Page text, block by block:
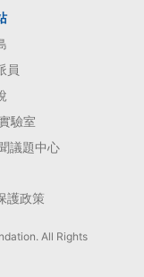
員
驗室
議題中心
護政策
All Rights